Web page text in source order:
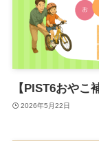
【PIST6おやこ
2026年5月22日